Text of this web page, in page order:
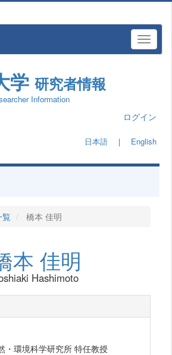
学 研究者情報
Information
ログイン
日本語 ｜ English
覧 橋本 佳明
本 佳明
Hashimoto
・環境科学研究所 特任教授